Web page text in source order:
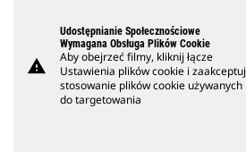
warning
Udostępnianie Społecznościowe
Wymagana Obsługa Plików Cookie
Aby obejrzeć filmy, kliknij łącze
Ustawienia plików cookie i zaakceptuj
stosowanie plików cookie używanych
do targetowania